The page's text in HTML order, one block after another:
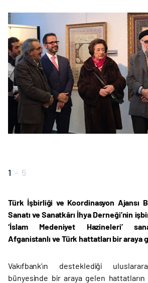
1 - 5
Türk İşbirliği ve Koordinasyon Ajansı
Sanatı ve Sanatkârı İhya Derneği’nin
‘İslam Medeniyet Hazineleri’
Afganistanlı ve Türk hattatları bir araya
Vakıfbank’ın desteklediği
bünyesinde bir araya gelen